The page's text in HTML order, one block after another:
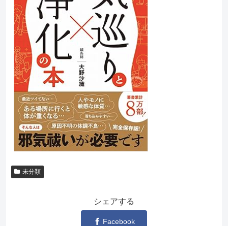
未分類
シェアする
Facebook